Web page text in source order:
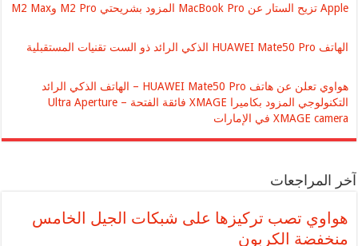
Apple تزيح الستار عن MacBook Pro المزود بشريحتي M2 Pro وM2 Max
الهاتف HUAWEI Mate50 Pro الذكي الرائد ذو الست تقنيات المستقبلية
هواوي تعلن عن هاتف HUAWEI Mate50 Pro – الهاتف الذكي الرائد
التكنولوجي المزود بكاميرا XMAGE فائقة الفتحة – Ultra Aperture
XMAGE camera في الإمارات
آخر المراجعات
هواوي تصب تركيزها على شبكات الجيل الخامس
منخفضة الكربون